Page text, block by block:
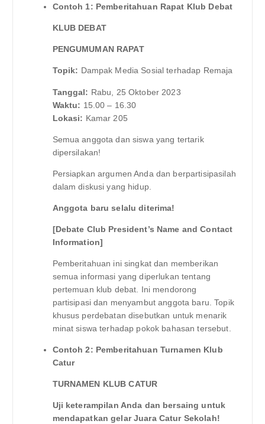
Contoh 1: Pemberitahuan Rapat Klub Debat
KLUB DEBAT
PENGUMUMAN RAPAT
Topik: Dampak Media Sosial terhadap Remaja
Tanggal: Rabu, 25 Oktober 2023
Waktu: 15.00 – 16.30
Lokasi: Kamar 205
Semua anggota dan siswa yang tertarik
dipersilakan!
Persiapkan argumen Anda dan berpartisipasilah
dalam diskusi yang hidup.
Anggota baru selalu diterima!
[Debate Club President’s Name and Contact
Information]
Pemberitahuan ini singkat dan memberikan
semua informasi yang diperlukan tentang
pertemuan klub debat. Ini mendorong
partisipasi dan menyambut anggota baru. Topik
khusus perdebatan disebutkan untuk menarik
minat siswa terhadap pokok bahasan tersebut.
Contoh 2: Pemberitahuan Turnamen Klub
Catur
TURNAMEN KLUB CATUR
Uji keterampilan Anda dan bersaing untuk
mendapatkan gelar Juara Catur Sekolah!